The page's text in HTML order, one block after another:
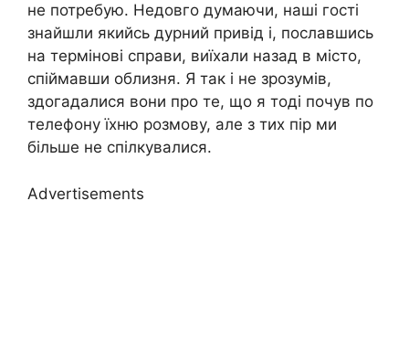
не потребую. Недовго думаючи, наші гості
знайшли якийсь дурний привід і, пославшись
на термінові справи, виїхали назад в місто,
спіймавши облизня. Я так і не зрозумів,
здогадалися вони про те, що я тоді почув по
телефону їхню розмову, але з тих пір ми
більше не спілкувалися.
Advertisements